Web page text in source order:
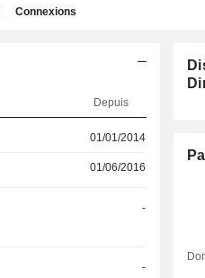
Connexions
Depuis
01/01/2014
01/06/2016
-
-